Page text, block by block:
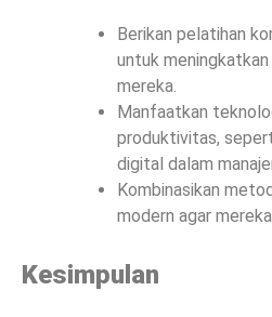
Berikan pelatihan
untuk
mereka.
Manfaatkan
produktivitas,
digital dalam
Kombinasikan
modern agar
Kesimpulan